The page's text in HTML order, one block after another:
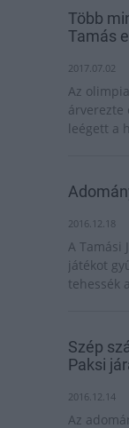
Több
Tamás
2017.07.02
Az
árverezte
leégett a
2016.12.18
A Tamási
játékot
tehessék
Szép
Paksi
2016.12.14
Az